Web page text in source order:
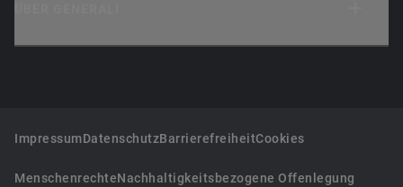
ImpressumDatenschutzBarrierefreiheitCookies
MenschenrechteNachhaltigkeitsbezogene Offenlegung